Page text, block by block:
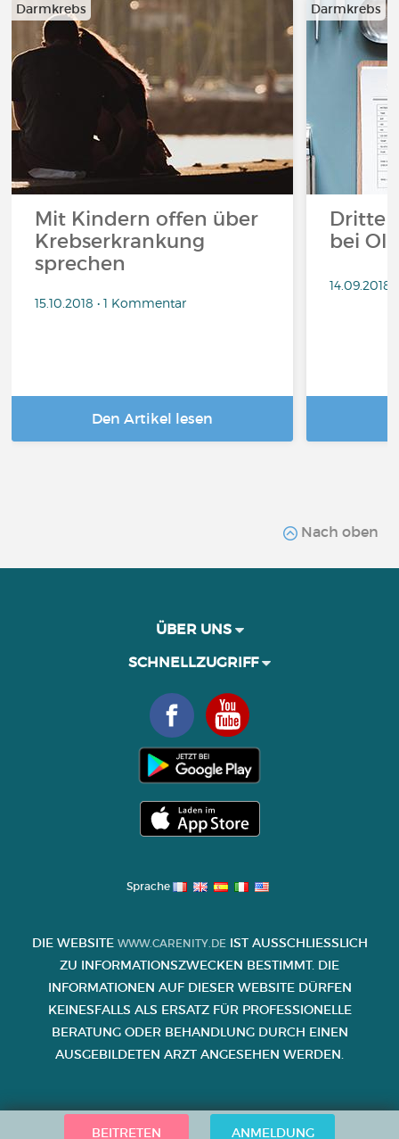
Darmkrebs
Mit Kindern offen über
Krebserkrankung
sprechen
15.10.2018 • 1 Kommentar
Den Artikel lesen
Darmkrebs
Dritte
bei
14.09.2018
Nach oben
BEITRETEN ANMELDUNG
ÜBER UNS
SCHNELLZUGRIFF
Sprache
DIE WEBSITE WWW.CARENITY.DEIST AUSSCHLIESSLICH Z
U INFORMATIONSZWECKEN BESTIMMT. DIE I
NFORMATIONEN AUF DIESER WEBSITE DÜRFEN K
EINESFALLS ALS ERSATZ FÜR PROFESSIONELLE B
ERATUNG ODER BEHANDLUNG DURCH EINEN A
USGEBILDETEN ARZT ANGESEHEN WERDEN.